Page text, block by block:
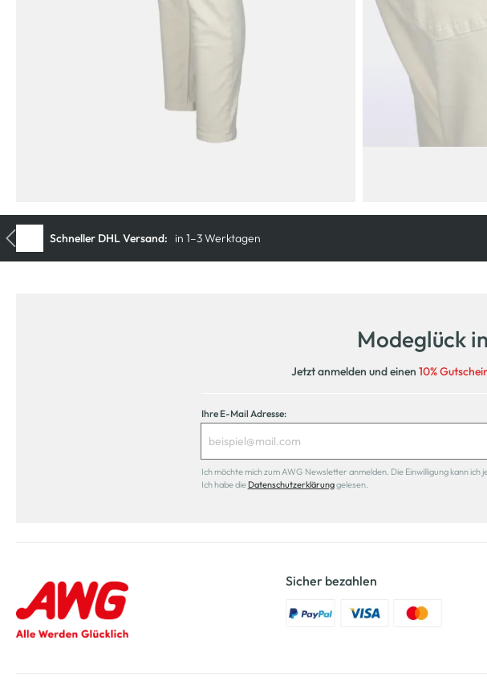
Modeglück
Jetzt anmelden und einen 10%
Ihre E-Mail Adresse:
Ich möchte mich zum AWG Newsletter anmelden. Die Einwilligung kann
Ich habe die Datenschutzerklärunggelesen.
Sicher bezahlen